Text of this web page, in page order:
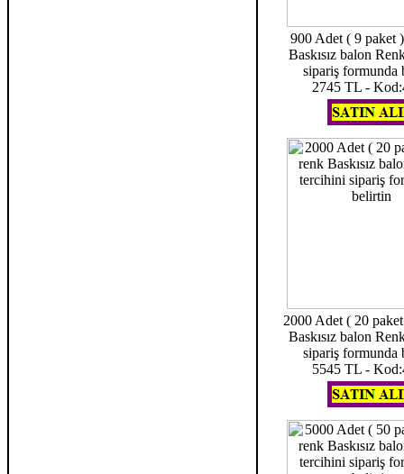
900 Adet ( 9 paket
Baskısız balon
sipariş formunda
2745 TL -
2000 Adet ( 20
Baskısız balon
sipariş formunda
5545 TL -